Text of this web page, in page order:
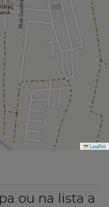
Leaflet
ou na lista a